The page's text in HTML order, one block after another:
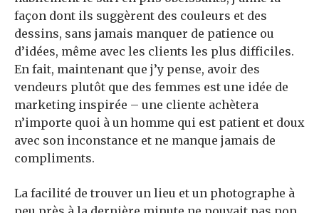
façon dont ils suggèrent des couleurs et des
dessins, sans jamais manquer de patience ou
d’idées, même avec les clients les plus difficiles.
En fait, maintenant que j’y pense, avoir des
vendeurs plutôt que des femmes est une idée de
marketing inspirée – une cliente achètera
n’importe quoi à un homme qui est patient et doux
avec son inconstance et ne manque jamais de
compliments.
La facilité de trouver un lieu et un photographe à